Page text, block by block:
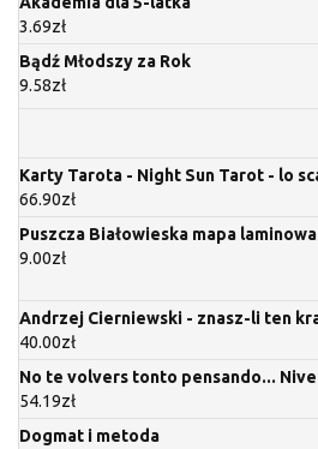
3.69zł
Bądź Młodszy za Rok
9.58zł
Karty Tarota - Night Sun Tarot - lo
66.90zł
Puszcza Białowieska mapa
9.00zł
Andrzej Cierniewski - znasz-li ten
40.00zł
No te volvers tonto pensando...
54.19zł
Dogmat i metoda